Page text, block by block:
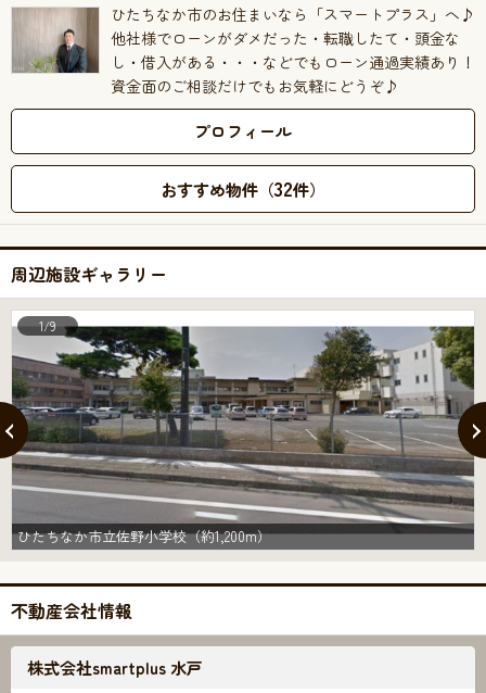
ひたちなか市のお住まいなら「スマートプラス」へ♪
他社様でローンがダメだった・転職したて・頭金な
し・借入がある・・・などでもローン通過実績あり！
資金面のご相談だけでもお気軽にどうぞ♪
プロフィール
おすすめ物件（32件）
周辺施設ギャラリー
ひたちなか市立佐野小学校（約1,200m）
1/9
不動産会社情報
株式会社smartplus 水戸